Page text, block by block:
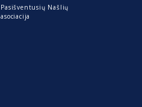
Pasišventusių Našlių
asociacija